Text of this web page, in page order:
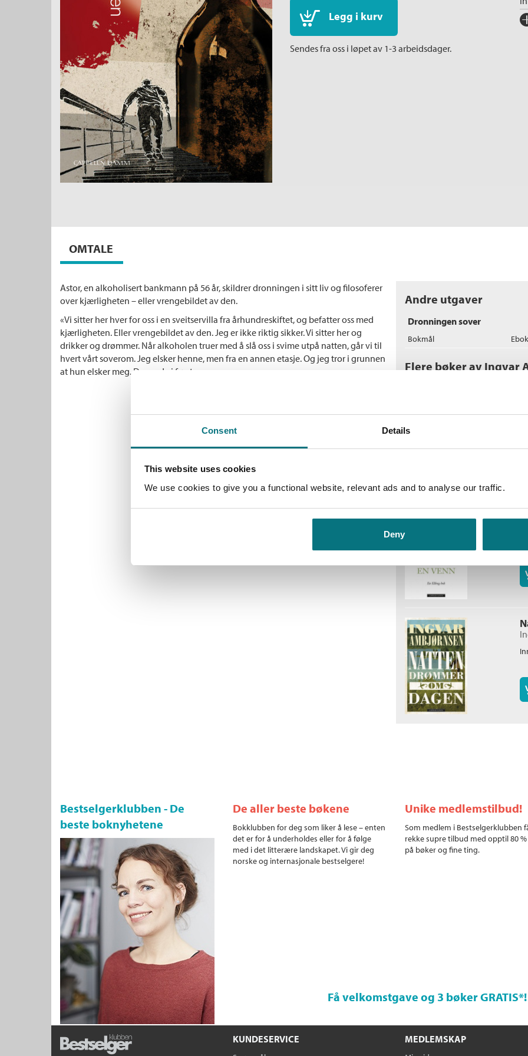
Consent Details
This website uses cookies
We use cookies to give you a functional website, relevant ads and to analyse our traffic.
Deny
Legg i kurv
Sendes fra oss i løpet av 1-3 arbeidsdager.
OMTALE
Astor, en alkoholisert bankmann på 56 år, skildrer dronningen i sitt liv og filosoferer
over kjærligheten – eller vrengebildet av den.
«Vi sitter her hver for oss i en sveitservilla fra århundreskiftet, og befatter oss med
kjærligheten. Eller vrengebildet av den. Jeg er ikke riktig sikker. Vi sitter her og
drikker og drømmer. Når alkoholen truer med å slå oss i svime utpå natten, går vi til
hvert vårt soverom. Jeg elsker henne, men fra en annen etasje. Og jeg tror i grunnen
at hun elsker meg. Der nede i første.»
Andre utgaver
Dronningen sover
Bokmål Ebok
Flere bøker av Ingvar
Bestselgerklubben - De
beste boknyhetene
De aller beste bøkene
Bokklubben for deg som liker å lese – enten
det er for å underholdes eller for å følge
med i det litterære landskapet. Vi gir deg
norske og internasjonale bestselgere!
Unike medlemstilbud!
Som medlem i Bestselgerklubben
rekke supre tilbud med opptil 80
på bøker og fine ting.
Få velkomstgave og 3 bøker GRATIS*!
KUNDESERVICE MEDLEMSKAP